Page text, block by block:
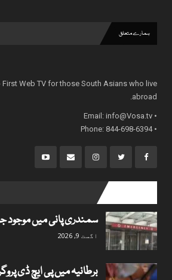
ہمارے متعلق
Web TV for those South Asians who live
abroad.
• Email:
info@Vosa.tv
• Phone: 844-698-6394
سمندری پانی میں موجود جراثیم سے
اگست 9, 2026